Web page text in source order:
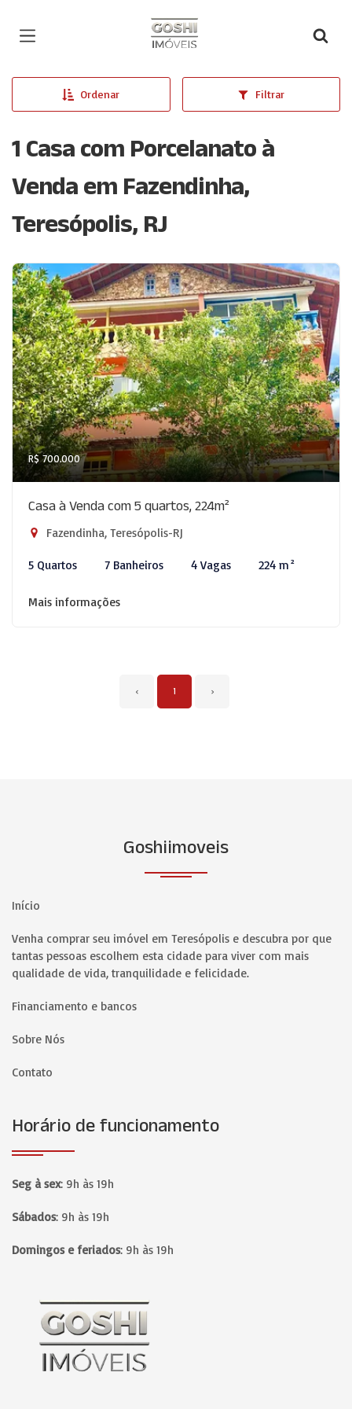
Página inicial
Ordenar Filtrar
1 Casa com Porcelanato à
Venda em Fazendinha,
Teresópolis, RJ
R$ 700.000
Casa à Venda com 5 quartos, 224m²
Fazendinha, Teresópolis-RJ
5 Quartos 7 Banheiros 4 Vagas 224 m²
Mais informações
‹ 1 ›
Goshiimoveis
Início
Venha comprar seu imóvel em Teresópolis e descubra por que
tantas pessoas escolhem esta cidade para viver com mais
qualidade de vida, tranquilidade e felicidade.
Financiamento e bancos
Sobre Nós
Contato
Horário de funcionamento
Seg à sex: 9h às 19h
Sábados: 9h às 19h
Domingos e feriados: 9h às 19h
Página inicial